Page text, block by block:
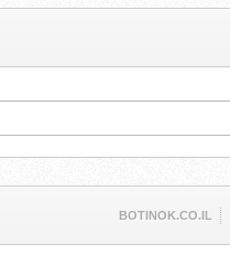
BOTINOK.CO.IL